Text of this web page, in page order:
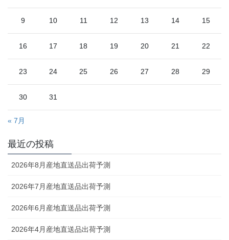
9 10 11 12 13 14 15
16 17 18 19 20 21 22
23 24 25 26 27 28 29
30 31
« 7月
最近の投稿
2026年8月産地直送品出荷予測
2026年7月産地直送品出荷予測
2026年6月産地直送品出荷予測
2026年4月産地直送品出荷予測